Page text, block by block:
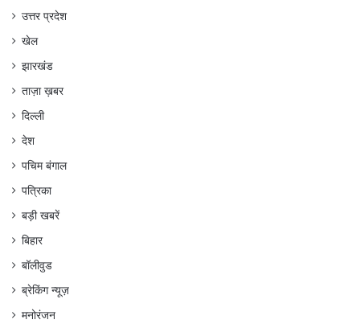
उत्तर प्रदेश
खेल
झारखंड
ताज़ा ख़बर
दिल्ली
देश
पचिम बंगाल
पत्रिका
बड़ी खबरें
बिहार
बॉलीवुड
ब्रेकिंग न्यूज़
मनोरंजन